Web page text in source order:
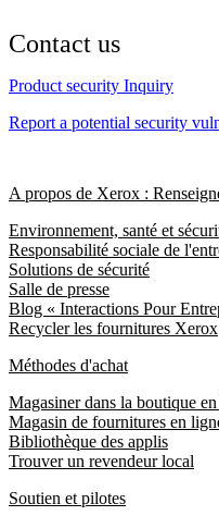
Contact us
Product security Inquiry
Report a potential security
A propos de Xerox :
Environnement, santé et
Responsabilité sociale de
Solutions de sécurité
Salle de presse
Blog « Interactions Pour
Recycler les fournitures Xerox
Méthodes d'achat
Magasiner dans la boutique
Magasin de fournitures en
Bibliothèque des applis
Trouver un revendeur local
Soutien et pilotes